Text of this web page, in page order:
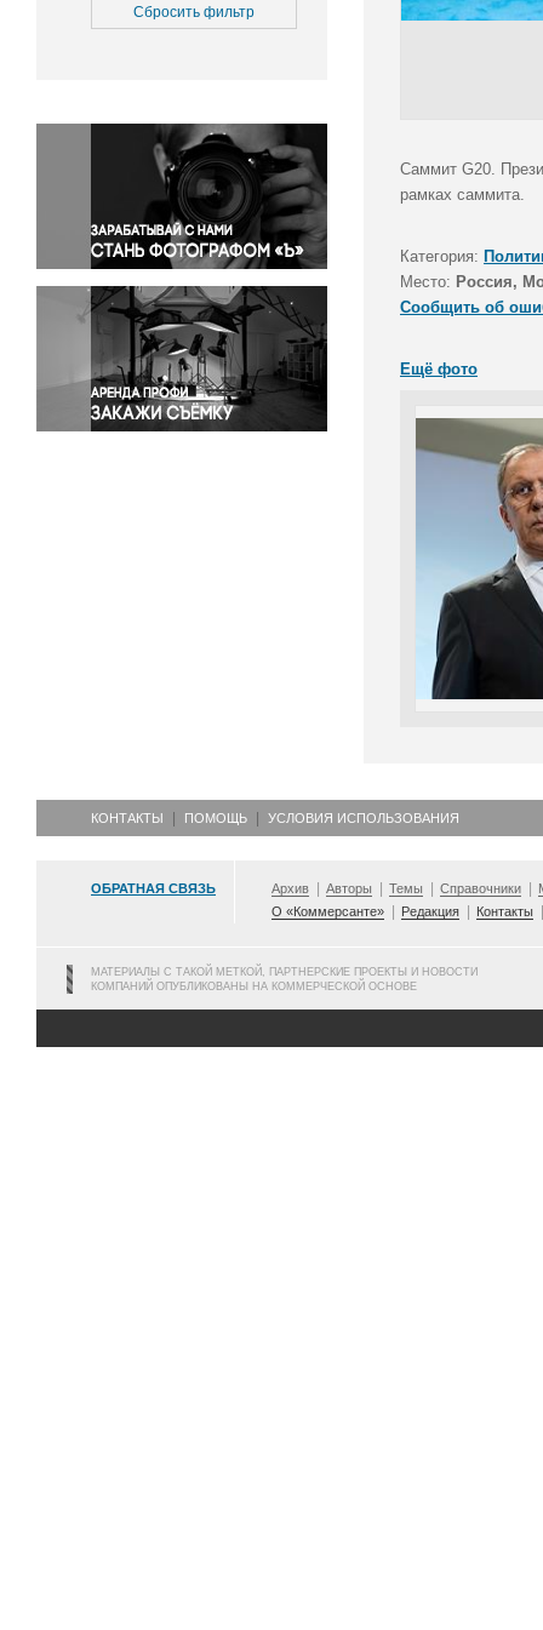
Медицина
Окружающая среда
Политика
Правосудие
Происшествия и конфликты
Религия
Светская жизнь
Спорт
Экология
Экономика и бизнес
Сбросить фильтр
Саммит G20.
рамках саммита.
Категория:
Место: Россия,
Сообщить об
Ещё фото
КОНТАКТЫ ПОМОЩЬ УСЛОВИЯ ИСПОЛЬЗОВАНИЯ
ОБРАТНАЯ СВЯЗЬ Архив Авторы Темы Справочники
О «Коммерсанте»
Редакция Контакты
МАТЕРИАЛЫ С ТАКОЙ МЕТКОЙ, ПАРТНЕРСКИЕ ПРОЕКТЫ И НОВОСТИ
КОМПАНИЙ ОПУБЛИКОВАНЫ НА КОММЕРЧЕСКОЙ ОСНОВЕ